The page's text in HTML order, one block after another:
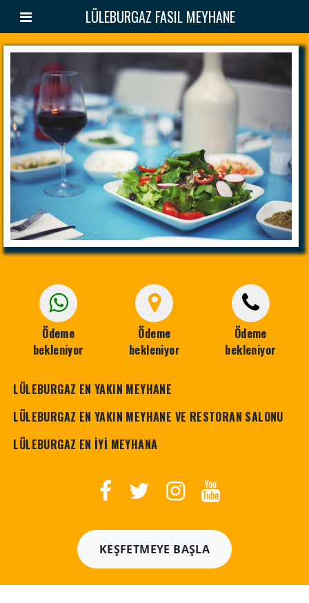
LÜLEBURGAZ FASIL MEYHANE
Ödeme
bekleniyor
Ödeme
bekleniyor
Ödeme
bekleniyor
LÜLEBURGAZ EN YAKIN MEYHANE
LÜLEBURGAZ EN YAKIN MEYHANE VE RESTORAN SALONU
LÜLEBURGAZ EN İYİ MEYHANA
KEŞFETMEYE BAŞLA